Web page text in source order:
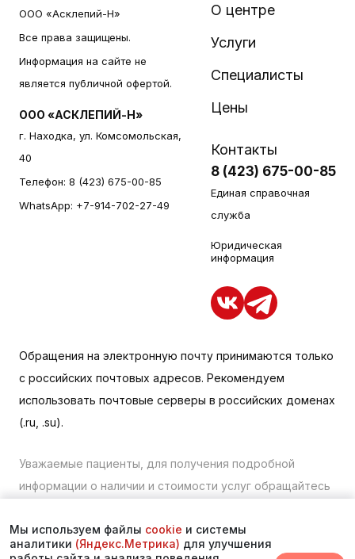
ООО «Асклепий-Н»
Все права защищены.
Информация на сайте не
является публичной офертой.
ООО «АСКЛЕПИЙ-Н»
г. Находка, ул. Комсомольская,
40
Телефон: 8 (423) 675-00-85
WhatsApp: +7-914-702-27-49
О центре
Услуги
Специалисты
Цены
Контакты
8 (423) 675-00-85
Единая справочная
служба
Юридическая
информация
Обращения на электронную почту принимаются только
с российских почтовых адресов. Рекомендуем
использовать почтовые серверы в российских доменах
(.ru, .su).
Уважаемые пациенты, для получения подробной
информации о наличии и стоимости услуг обращайтесь
связи или по телефону в Находке:+7 (423) 675-00-85
Мы используем файлы cookie и системы
аналитики (Яндекс.Метрика) для улучшения